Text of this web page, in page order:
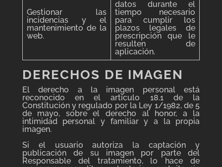
Gestionar las
incidencias y el
mantenimiento de la
web.
datos durante el
tiempo necesario
para cumplir los
plazos legales de
prescripción que le
resulten de
aplicación.
DERECHOS DE IMAGEN
El derecho a la imagen personal está
reconocido en el artículo 18.1 de la
Constitución y regulado por la Ley 1/1982, de 5
de mayo, sobre el derecho al honor, a la
intimidad personal y familiar y a la propia
imagen.
Si el usuario autoriza la captación y
publicación de su imagen por parte del
Responsable del tratamiento, lo hace de